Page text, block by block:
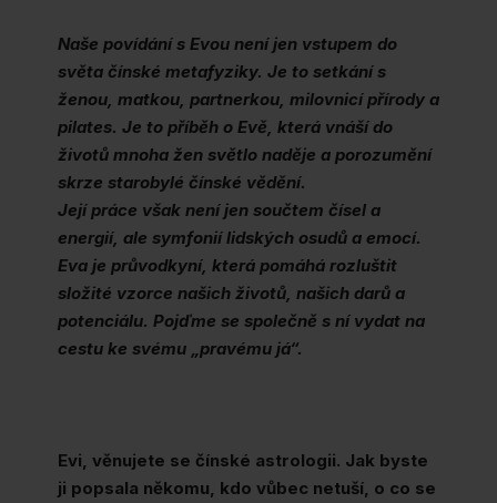
Naše povídání s Evou není jen vstupem do
světa čínské metafyziky. Je to setkání s
ženou, matkou, partnerkou, milovnicí přírody a
pilates. Je to příběh o Evě, která vnáší do
životů mnoha žen světlo naděje a porozumění
skrze starobylé čínské vědění.
Její práce však není jen součtem čísel a
energií, ale symfonií lidských osudů a emocí.
Eva je průvodkyní, která pomáhá rozluštit
složité vzorce našich životů, našich darů a
potenciálu. Pojďme se společně s ní vydat na
cestu ke svému „pravému já“.
Evi, věnujete se čínské astrologii. Jak byste
ji popsala někomu, kdo vůbec netuší, o co se